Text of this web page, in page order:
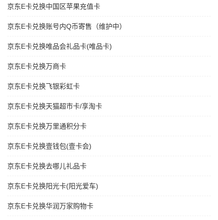
京东E卡兑换中国区苹果充值卡
京东E卡兑换账号内Q币寄售（维护中）
京东E卡兑换唯品会礼品卡(唯品卡)
京东E卡兑换万商卡
京东E卡兑换飞银彩虹卡
京东E卡兑换天猫超市卡/享淘卡
京东E卡兑换万里通积分卡
京东E卡兑换壹钱包(壹卡会)
京东E卡兑换去哪儿礼品卡
京东E卡兑换阳光卡(阳光爱车)
京东E卡兑换华润万家购物卡